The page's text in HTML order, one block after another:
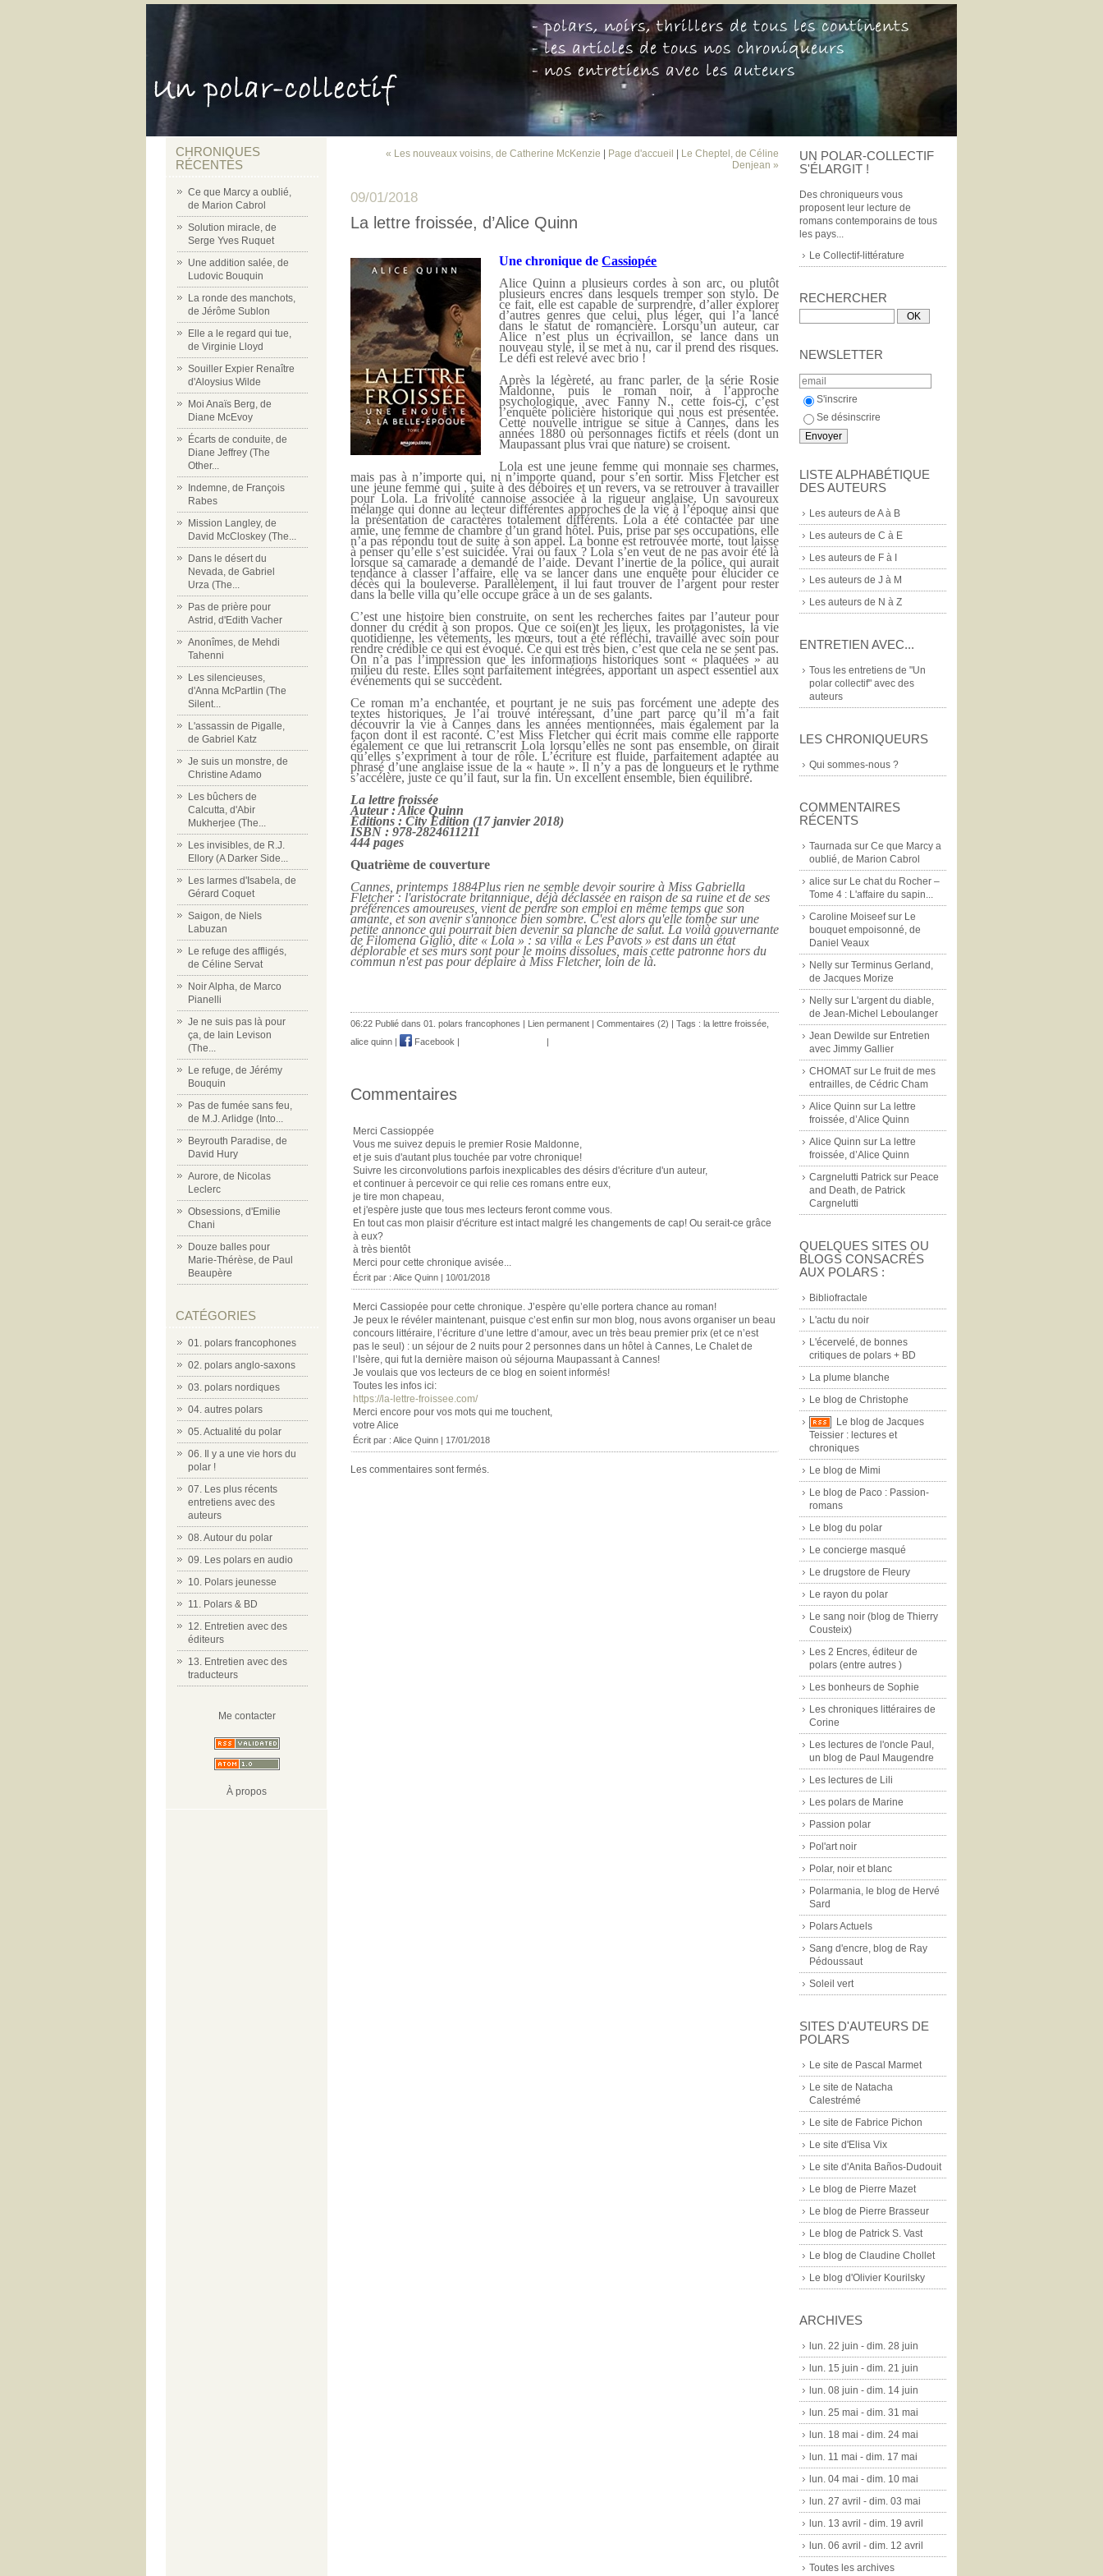
CHRONIQUES
RÉCENTES
Ce que Marcy a oublié,
de Marion Cabrol
Solution miracle, de
Serge Yves Ruquet
Une addition salée, de
Ludovic Bouquin
La ronde des manchots,
de Jérôme Sublon
Elle a le regard qui tue,
de Virginie Lloyd
Souiller Expier Renaître
d'Aloysius Wilde
Moi Anaïs Berg, de
Diane McEvoy
Écarts de conduite, de
Diane Jeffrey (The
Other...
Indemne, de François
Rabes
Mission Langley, de
David McCloskey (The...
Dans le désert du
Nevada, de Gabriel
Urza (The...
Pas de prière pour
Astrid, d'Edith Vacher
Anonîmes, de Mehdi
Tahenni
Les silencieuses,
d'Anna McPartlin (The
Silent...
L'assassin de Pigalle,
de Gabriel Katz
Je suis un monstre, de
Christine Adamo
Les bûchers de
Calcutta, d'Abir
Mukherjee (The...
Les invisibles, de R.J.
Ellory (A Darker Side...
Les larmes d'Isabela, de
Gérard Coquet
Saigon, de Niels
Labuzan
Le refuge des affligés,
de Céline Servat
Noir Alpha, de Marco
Pianelli
Je ne suis pas là pour
ça, de Iain Levison
(The...
Le refuge, de Jérémy
Bouquin
Pas de fumée sans feu,
de M.J. Arlidge (Into...
Beyrouth Paradise, de
David Hury
Aurore, de Nicolas
Leclerc
Obsessions, d'Emilie
Chani
Douze balles pour
Marie-Thérèse, de Paul
Beaupère
CATÉGORIES
01. polars francophones
02. polars anglo-saxons
03. polars nordiques
04. autres polars
05. Actualité du polar
06. Il y a une vie hors du
polar !
07. Les plus récents
entretiens avec des
auteurs
08. Autour du polar
09. Les polars en audio
10. Polars jeunesse
11. Polars & BD
12. Entretien avec des
éditeurs
13. Entretien avec des
traducteurs
Me contacter
À propos
UN POLAR-COLLECTIF
S'ÉLARGIT !
Des chroniqueurs vous
proposent leur lecture de
romans contemporains de tous
les pays...
Le Collectif-littérature
RECHERCHER
NEWSLETTER
S'inscrire
Se désinscrire
LISTE ALPHABÉTIQUE
DES AUTEURS
Les auteurs de A à B
Les auteurs de C à E
Les auteurs de F à I
Les auteurs de J à M
Les auteurs de N à Z
ENTRETIEN AVEC...
Tous les entretiens de "Un
polar collectif" avec des
auteurs
LES CHRONIQUEURS
Qui sommes-nous ?
COMMENTAIRES
RÉCENTS
Taurnada sur Ce que Marcy a
oublié, de Marion Cabrol
alice sur Le chat du Rocher –
Tome 4 : L'affaire du sapin...
Caroline Moiseefsur Le
bouquet empoisonné, de
Daniel Veaux
Nelly sur Terminus Gerland,
de Jacques Morize
Nelly sur L'argent du diable,
de Jean-Michel Leboulanger
Jean Dewilde sur Entretien
avec Jimmy Gallier
CHOMAT sur Le fruit de mes
entrailles, de Cédric Cham
Alice Quinn sur La lettre
froissée, d’Alice Quinn
Alice Quinn sur La lettre
froissée, d’Alice Quinn
Cargnelutti Patrick sur Peace
and Death, de Patrick
Cargnelutti
QUELQUES SITES OU
BLOGS CONSACRÉS
AUX POLARS :
Bibliofractale
L'actu du noir
L'écervelé, de bonnes
critiques de polars + BD
La plume blanche
Le blog de Christophe
Le blog de Jacques
Teissier : lectures et
chroniques
Le blog de Mimi
Le blog de Paco : Passion-
romans
Le blog du polar
Le concierge masqué
Le drugstore de Fleury
Le rayon du polar
Le sang noir (blog de Thierry
Cousteix)
Les 2 Encres, éditeur de
polars (entre autres )
Les bonheurs de Sophie
Les chroniques littéraires de
Corine
Les lectures de l'oncle Paul,
un blog de Paul Maugendre
Les lectures de Lili
Les polars de Marine
Passion polar
Pol'art noir
Polar, noir et blanc
Polarmania, le blog de Hervé
Sard
Polars Actuels
Sang d'encre, blog de Ray
Pédoussaut
Soleil vert
SITES D'AUTEURS DE
POLARS
Le site de Pascal Marmet
Le site de Natacha
Calestrémé
Le site de Fabrice Pichon
Le site d'Elisa Vix
Le site d'Anita Baños-Dudouit
Le blog de Pierre Mazet
Le blog de Pierre Brasseur
Le blog de Patrick S. Vast
Le blog de Claudine Chollet
Le blog d'Olivier Kourilsky
ARCHIVES
lun. 22 juin - dim. 28 juin
lun. 15 juin - dim. 21 juin
lun. 08 juin - dim. 14 juin
lun. 25 mai - dim. 31 mai
lun. 18 mai - dim. 24 mai
lun. 11 mai - dim. 17 mai
lun. 04 mai - dim. 10 mai
lun. 27 avril - dim. 03 mai
lun. 13 avril - dim. 19 avril
lun. 06 avril - dim. 12 avril
Toutes les archives
« Les nouveaux voisins, de Catherine McKenzie Page d'accueil
Le Cheptel, de Céline
Denjean »
09/01/2018
La lettre froissée, d’Alice Quinn
Une chronique deCassiopée
Alice Quinn a plusieurs cordes à son arc, ou plutôt
plusieurs encres dans lesquels tremper son stylo. De
ce fait, elle est capable de surprendre, d’aller explorer
d’autres genres que celui, plus léger, qui l’a lancé
dans le statut de romancière. Lorsqu’un auteur, car
Alice n’est plus un écrivaillon, se lance dans un
nouveau style, il se met à nu, car il prend des risques.
Le défi est relevé avec brio !
Après la légèreté, au franc parler, de la série Rosie
Maldonne, puis le roman noir, à l’approche
psychologique, avec Fanny N., cette fois-ci, c’est
l’enquête policière historique qui nous est présentée.
Cette nouvelle intrigue se situe à Cannes, dans les
années 1880 où personnages fictifs et réels (dont un
Maupassant plus vrai que nature) se croisent.
Lola est une jeune femme qui monnaie ses charmes,
mais pas à n’importe qui, ni n’importe quand, pour s’en sortir. Miss Fletcher est
une jeune femme qui , suite à des déboires et un revers, va se retrouver à travailler
pour Lola. La frivolité cannoise associée à la rigueur anglaise. Un savoureux
mélange qui donne au lecteur différentes approches de la vie à l’époque ainsi que
la présentation de caractères totalement différents. Lola a été contactée par une
amie, une femme de chambre d’un grand hôtel. Puis, prise par ses occupations, elle
n’a pas répondu tout de suite à son appel. La bonne est retrouvée morte, tout laisse
à penser qu’elle s’est suicidée. Vrai ou faux ? Lola s’en veut de ne pas avoir été là
lorsque sa camarade a demandé de l’aide. Devant l’inertie de la police, qui aurait
tendance à classer l’affaire, elle va se lancer dans une enquête pour élucider ce
décès qui la bouleverse. Parallèlement, il lui faut trouver de l’argent pour rester
dans la belle villa qu’elle occupe grâce à un de ses galants.
C’est une histoire bien construite, on sent les recherches faites par l’auteur pour
donner du crédit à son propos. Que ce soi(en)t les lieux, les protagonistes, la vie
quotidienne, les vêtements, les mœurs, tout a été réfléchi, travaillé avec soin pour
rendre crédible ce qui est évoqué. Ce qui est très bien, c’est que cela ne se sent pas.
On n’a pas l’impression que les informations historiques sont « plaquées » au
milieu du reste. Elles sont parfaitement intégrées, apportant un aspect essentiel aux
événements qui se succèdent.
Ce roman m’a enchantée, et pourtant je ne suis pas forcément une adepte des
textes historiques. Je l’ai trouvé intéressant, d’une part parce qu’il m’a fait
découvrir la vie à Cannes dans les années mentionnées, mais également par la
façon dont il est raconté. C’est Miss Fletcher qui écrit mais comme elle rapporte
également ce que lui retranscrit Lola lorsqu’elles ne sont pas ensemble, on dirait
qu’elles s’expriment à tour de rôle. L’écriture est fluide, parfaitement adaptée au
phrasé d’une anglaise issue de la « haute ». Il n’y a pas de longueurs et le rythme
s’accélère, juste ce qu’il faut, sur la fin. Un excellent ensemble, bien équilibré.
La lettre froissée
Auteur : Alice Quinn
Éditions : City Edition (17 janvier 2018)
ISBN : 978-2824611211
444 pages
Quatrième de couverture
Cannes, printemps 1884Plus rien ne semble devoir sourire à Miss Gabriella
Fletcher : l'aristocrate britannique, déjà déclassée en raison de sa ruine et de ses
préférences amoureuses, vient de perdre son emploi en même temps que son
amante, et son avenir s'annonce bien sombre. C'est alors qu'elle tombe sur une
petite annonce qui pourrait bien devenir sa planche de salut. La voilà gouvernante
de Filomena Giglio, dite « Lola » : sa villa « Les Pavots » est dans un état
déplorable et ses murs sont pour le moins dissolues, mais cette patronne hors du
commun n'est pas pour déplaire à Miss Fletcher, loin de là.
06:22 Publié dans 01. polars francophones Lien permanent Commentaires (2) | Tags : la lettre froissée
alice quinn
Facebook
Commentaires
Merci Cassioppée
Vous me suivez depuis le premier Rosie Maldonne,
et je suis d'autant plus touchée par votre chronique!
Suivre les circonvolutions parfois inexplicables des désirs d'écriture d'un auteur,
et continuer à percevoir ce qui relie ces romans entre eux,
je tire mon chapeau,
et j'espère juste que tous mes lecteurs feront comme vous.
En tout cas mon plaisir d'écriture est intact malgré les changements de cap! Ou serait-ce grâce
à eux?
à très bientôt
Merci pour cette chronique avisée...
Écrit par : Alice Quinn | 10/01/2018
Merci Cassiopée pour cette chronique. J’espère qu’elle portera chance au roman!
Je peux le révéler maintenant, puisque c’est enfin sur mon blog, nous avons organiser un beau
concours littéraire, l’écriture d’une lettre d’amour, avec un très beau premier prix (et ce n’est
pas le seul) : un séjour de 2 nuits pour 2 personnes dans un hôtel à Cannes, Le Chalet de
l’Isère, qui fut la dernière maison où séjourna Maupassant à Cannes!
Je voulais que vos lecteurs de ce blog en soient informés!
Toutes les infos ici:
https://la-lettre-froissee.com/
Merci encore pour vos mots qui me touchent,
votre Alice
Écrit par : Alice Quinn | 17/01/2018
Les commentaires sont fermés.